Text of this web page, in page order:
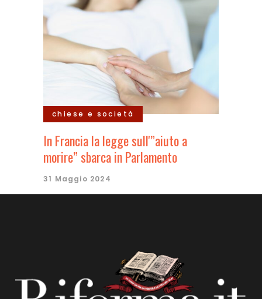
chiese e società
In Francia la legge sull'”aiuto a
morire” sbarca in Parlamento
31 Maggio 2024